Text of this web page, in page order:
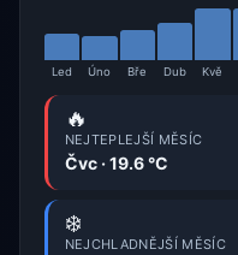
Led Úno Bře Dub Kvě
🔥
NEJTEPLEJŠÍ MĚSÍC
Čvc · 19.6 °C
❄️
NEJCHLADNĚJŠÍ MĚSÍC